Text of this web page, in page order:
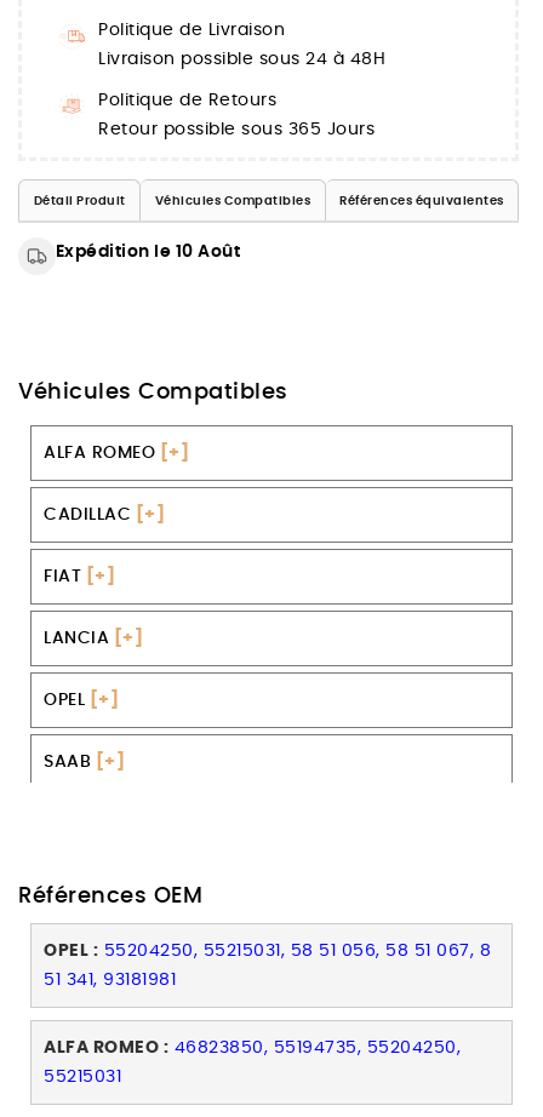
Politique de Livraison
Livraison possible sous 24 à 48H
Politique de Retours
Retour possible sous 365 Jours
Détail Produit Véhicules Compatibles Références équivalentes
Expédition le 10 Août
Véhicules Compatibles
ALFA ROMEO [+]
CADILLAC [+]
FIAT [+]
LANCIA [+]
OPEL [+]
SAAB [+]
Références OEM
OPEL : 55204250, 55215031, 58 51 056, 58 51 067, 8
51 341, 93181981
ALFA ROMEO : 46823850, 55194735, 55204250,
55215031